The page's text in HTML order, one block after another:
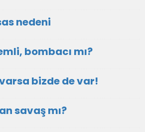
nedeni
bombacı mı?
bizde de var!
savaş mı?